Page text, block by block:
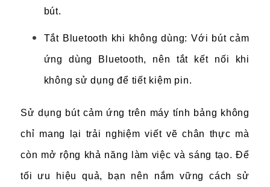
bút.
Tắt Bluetooth khi không dùng: Với bút cảm
ứng dùng Bluetooth, nên tắt kết nối khi
không sử dụng để tiết kiệm pin.
Sử dụng bút cảm ứng trên máy tính bảng không
chỉ mang lại trải nghiệm viết vẽ chân thực mà
còn mở rộng khả năng làm việc và sáng tạo. Để
tối ưu hiệu quả, bạn nên nắm vững cách sử